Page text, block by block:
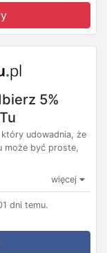
5%
udowadnia, że
może być proste,
więcej
dni temu.